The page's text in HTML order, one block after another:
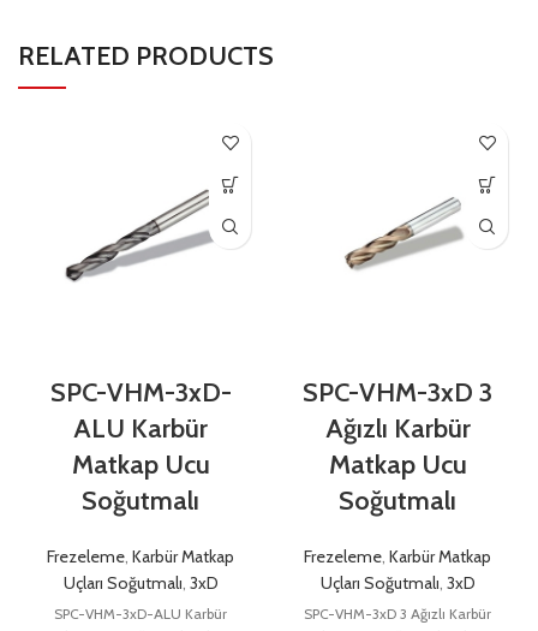
RELATED PRODUCTS
SPC-VHM-3xD-
ALU Karbür
Matkap Ucu
Soğutmalı
Frezeleme, Karbür Matkap
Uçları Soğutmalı, 3xD
SPC-VHM-3xD-ALU Karbür
SPC-VHM-3xD 3
Ağızlı Karbür
Matkap Ucu
Soğutmalı
Frezeleme, Karbür Matkap
Uçları Soğutmalı, 3xD
SPC-VHM-3xD 3 Ağızlı Karbür